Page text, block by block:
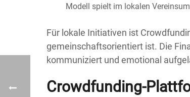
Modell spielt im lokalen
Für lokale Initiativen ist
gemeinschaftsorientiert ist. Die
kommuniziert und emotional
Crowdfunding-